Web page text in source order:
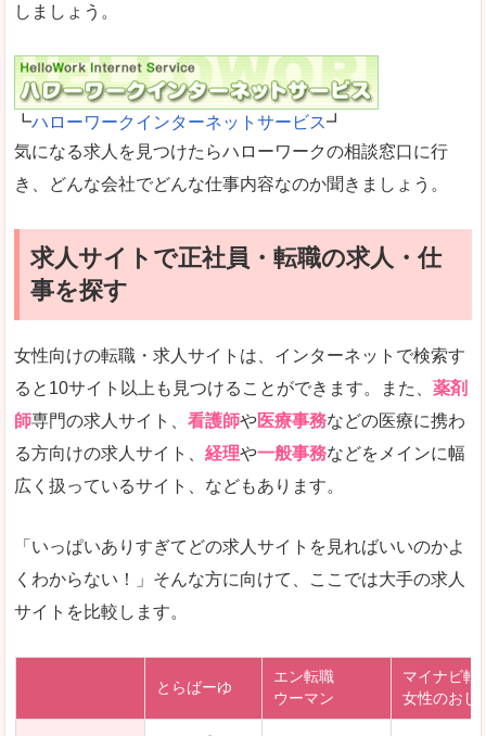
しましょう。
┗ハローワークインターネットサービス┛
気になる求人を見つけたらハローワークの相談窓口に行
き、どんな会社でどんな仕事内容なのか聞きましょう。
求人サイトで正社員・転職の求人・仕
事を探す
女性向けの転職・求人サイトは、インターネットで検索す
ると10サイト以上も見つけることができます。また、 薬剤
師専門の求人サイト、 看護師や医療事務などの医療に携わ
る方向けの求人サイト、 経理や一般事務などをメインに幅
広く扱っているサイト、などもあります。
「いっぱいありすぎてどの求人サイトを見ればいいのかよ
くわからない！」そんな方に向けて、ここでは大手の求人
サイトを比較します。
とらばーゆ
エン転職
ウーマン
マイナビ転
女性のおし